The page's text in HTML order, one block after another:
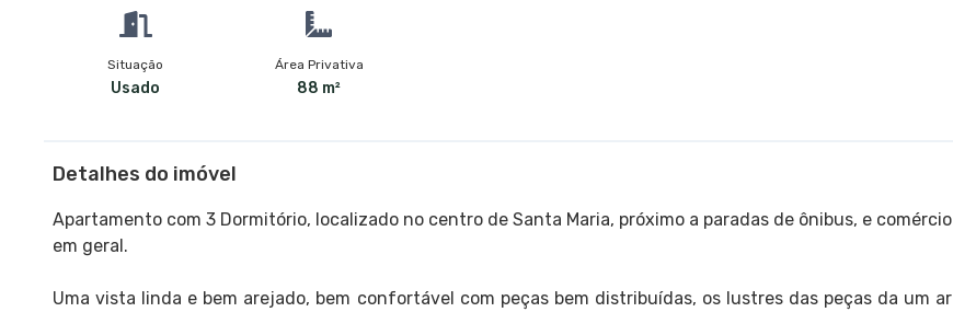
Situação
Usado
Área Privativa
88 m²
Detalhes do imóvel
Apartamento com 3 Dormitório, localizado no centro de Santa Maria, próximo a paradas de ônibus, e comércio
em geral.
Uma vista linda e bem arejado, bem confortável com peças bem distribuídas, os lustres das peças da um ar